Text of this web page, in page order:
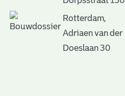
Rotterdam,
Adriaen van der
Doeslaan 30